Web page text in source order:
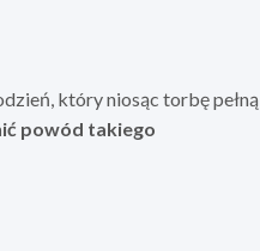
który niosąc torbę pełną
powód takiego